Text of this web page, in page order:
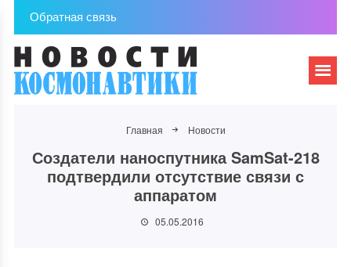
Обратная связь
Главная Новости
Создатели наноспутника SamSat-218
подтвердили отсутствие связи с
аппаратом
05.05.2016